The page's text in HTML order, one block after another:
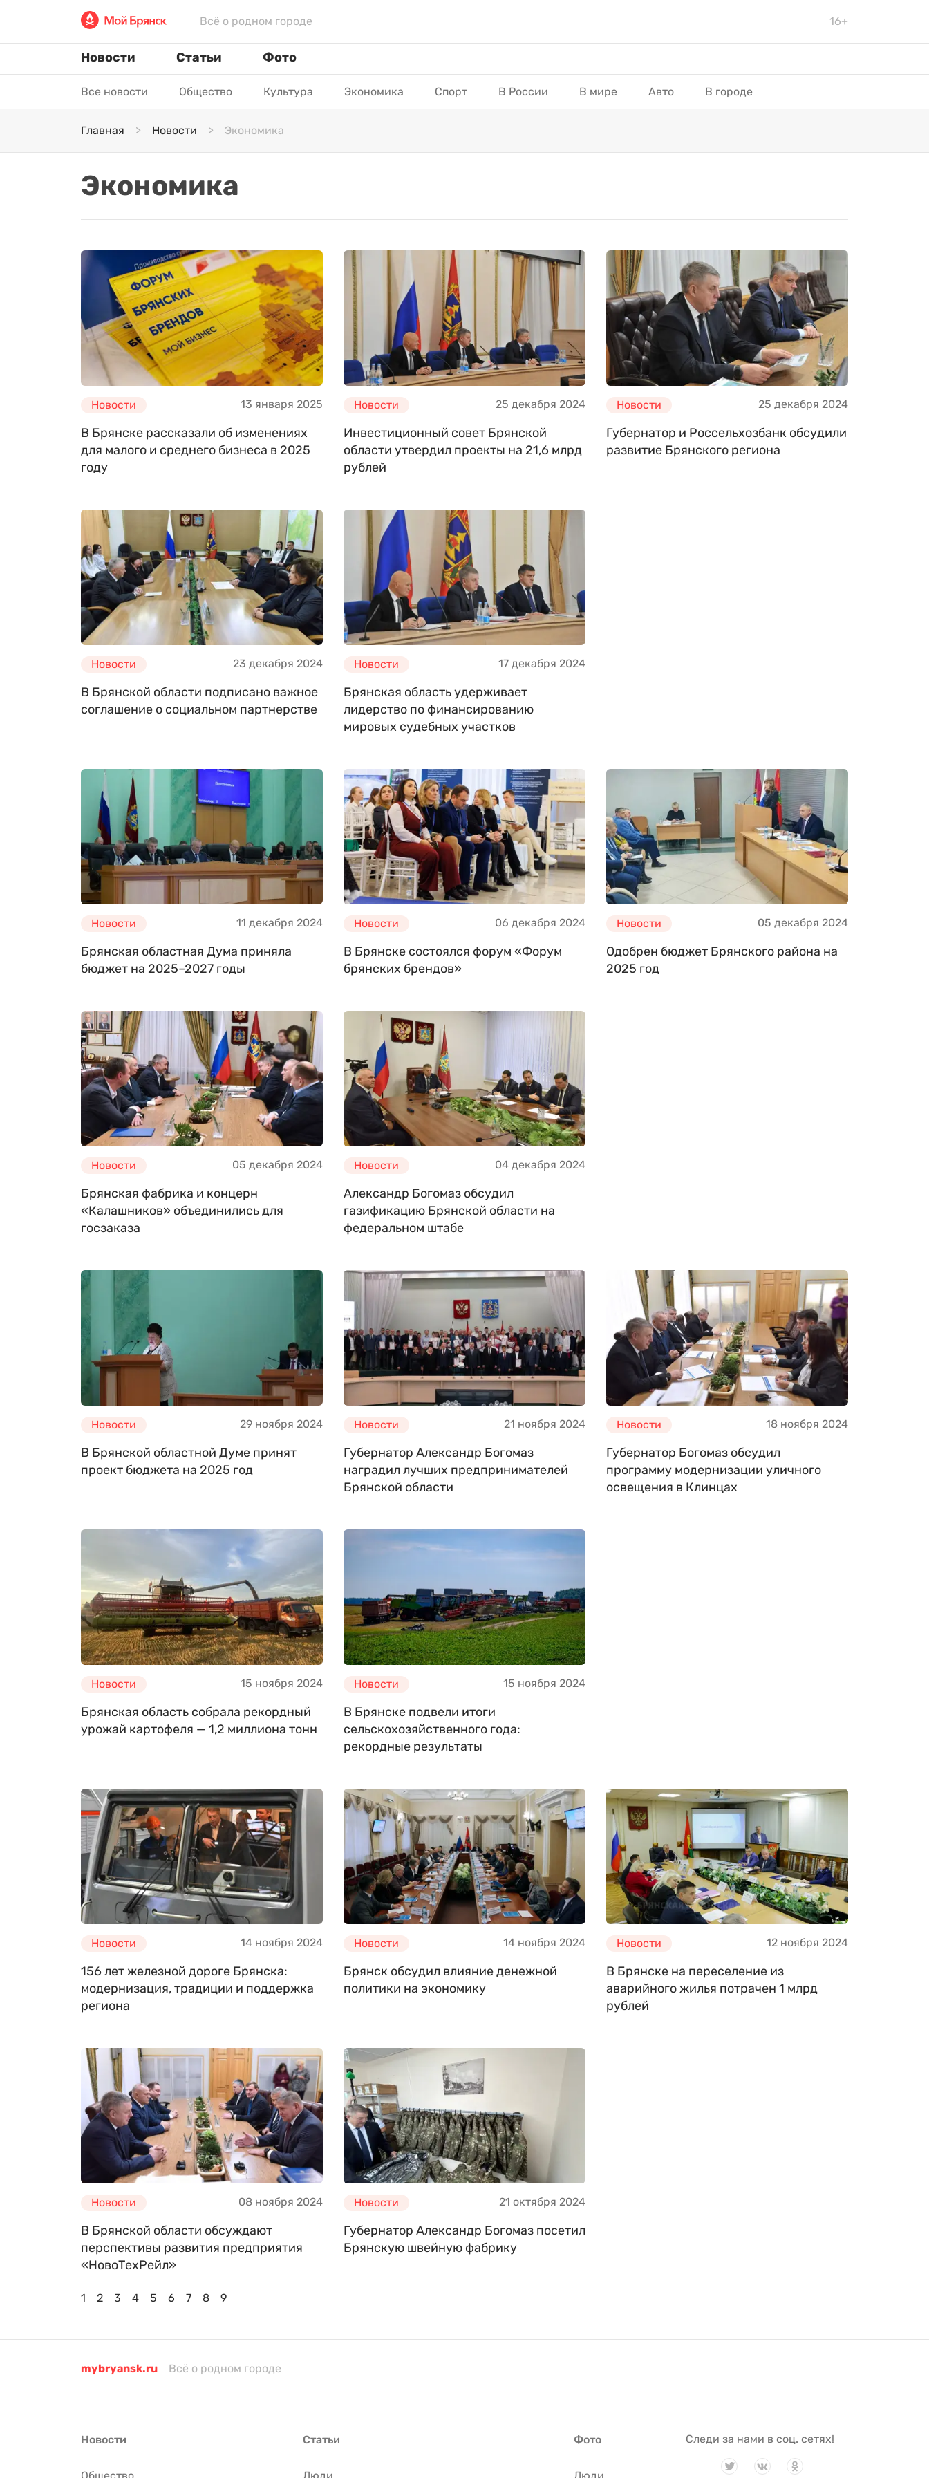
Всё о родном городе 16+
Новости Статьи Фото
Все новости Общество Культура Экономика Спорт В России В мире Авто В городе
Главная Новости Экономика
Экономика
Новости 13 января 2025
В Брянске рассказали об изменениях
для малого и среднего бизнеса в 2025
году
Новости 25 декабря 2024
Инвестиционный совет Брянской
области утвердил проекты на 21,6 млрд
рублей
Новости 25 декабря 2024
Губернатор и Россельхозбанк обсудили
развитие Брянского региона
Новости 23 декабря 2024
В Брянской области подписано важное
соглашение о социальном партнерстве
Новости 17 декабря 2024
Брянская область удерживает
лидерство по финансированию
мировых судебных участков
Новости 11 декабря 2024
Брянская областная Дума приняла
бюджет на 2025–2027 годы
Новости 06 декабря 2024
В Брянске состоялся форум «Форум
брянских брендов»
Новости 05 декабря 2024
Одобрен бюджет Брянского района на
2025 год
Новости 05 декабря 2024
Брянская фабрика и концерн
«Калашников» объединились для
госзаказа
Новости 04 декабря 2024
Александр Богомаз обсудил
газификацию Брянской области на
федеральном штабе
Новости 29 ноября 2024
В Брянской областной Думе принят
проект бюджета на 2025 год
Новости 21 ноября 2024
Губернатор Александр Богомаз
наградил лучших предпринимателей
Брянской области
Новости 18 ноября 2024
Губернатор Богомаз обсудил
программу модернизации уличного
освещения в Клинцах
Новости 15 ноября 2024
Брянская область собрала рекордный
урожай картофеля — 1,2 миллиона тонн
Новости 15 ноября 2024
В Брянске подвели итоги
сельскохозяйственного года:
рекордные результаты
Новости 14 ноября 2024
156 лет железной дороге Брянска:
модернизация, традиции и поддержка
региона
Новости 14 ноября 2024
Брянск обсудил влияние денежной
политики на экономику
Новости 12 ноября 2024
В Брянске на переселение из
аварийного жилья потрачен 1 млрд
рублей
Новости 08 ноября 2024
В Брянской области обсуждают
перспективы развития предприятия
«НовоТехРейл»
Новости 21 октября 2024
Губернатор Александр Богомаз посетил
Брянскую швейную фабрику
1 2 3 4 5 6 7 8 9
mybryansk.ru Всё о родном городе
Новости Статьи Фото Следи за нами в соц. сетях!